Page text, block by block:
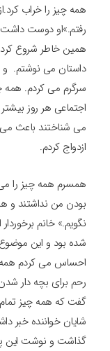
همه چیز را خراب
رفتم.»او دوست داشت
همین خاطر شروع
داستان می نوشتم.
سرگرم می کردم. همه
اجتماعی هر روز
می شناختند باعث
ازدواج کردم.
همسرم همه چیز را
بودن من نداشتند و
نگویم.» خانم
شده بود و این موضوع
احساس می کردم همه
رحم برای بچه دار
گفت که همه چیز
شایان خواننده خبر
گذاشت و نوشت این